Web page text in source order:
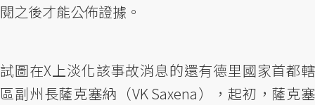
閱之後才能公佈證據。
試圖在X上淡化該事故消息的還有德里國家首都轄
區副州長薩克塞納（VK Saxena），起初，薩克塞